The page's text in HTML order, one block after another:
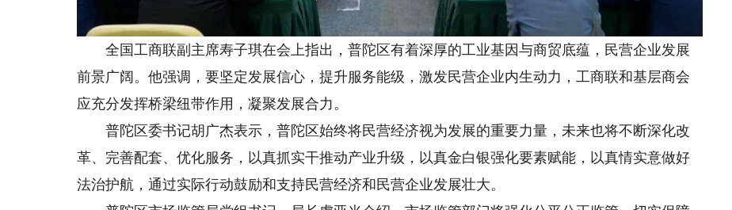
全国工商联副主席寿子琪在会上指出，普陀区有着深厚的工业基因与商贸底蕴，民营企业发展
前景广阔。他强调，要坚定发展信心，提升服务能级，激发民营企业内生动力，工商联和基层商会
应充分发挥桥梁纽带作用，凝聚发展合力。
普陀区委书记胡广杰表示，普陀区始终将民营经济视为发展的重要力量，未来也将不断深化改
革、完善配套、优化服务，以真抓实干推动产业升级，以真金白银强化要素赋能，以真情实意做好
法治护航，通过实际行动鼓励和支持民营经济和民营企业发展壮大。